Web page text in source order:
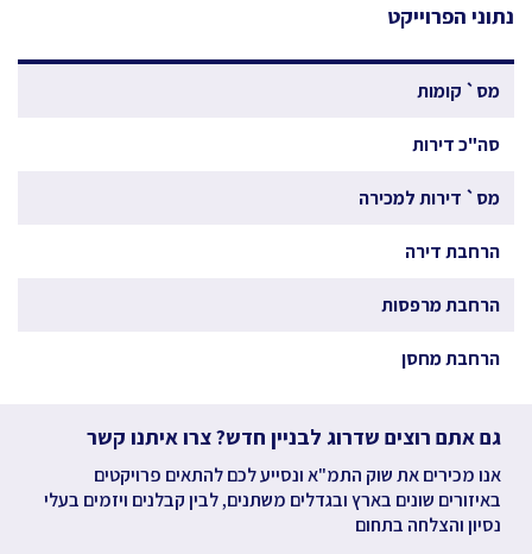
נתוני הפרוייקט
מס` קומות
סה"כ דירות
מס` דירות למכירה
הרחבת דירה
הרחבת מרפסות
הרחבת מחסן
גם אתם רוצים שדרוג לבניין חדש? צרו איתנו קשר
אנו מכירים את שוק התמ"א ונסייע לכם להתאים פרויקטים
באיזורים שונים בארץ ובגדלים משתנים, לבין קבלנים ויזמים בעלי
נסיון והצלחה בתחום